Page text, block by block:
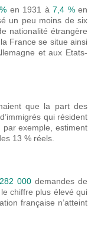
en 1931 à7,4 %en
un peu moins de six
nationalité étrangère
France se situe ainsi
et aux Etats-
que la part des
qui résident
par exemple, estiment
13 % réels.
282 000 demandes de
chiffre plus élevé qui
française n’atteint